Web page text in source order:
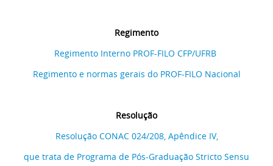
Regimento
Regimento Interno PROF-FILO CFP/UFRB
Regimento e normas gerais do PROF-FILO Nacional
Resolução
Resolução CONAC 024/208, Apêndice IV,
que trata de Programa de Pós-Graduação Stricto Sensu